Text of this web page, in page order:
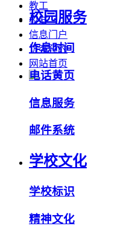
教工
校友
信息门户
访客预约
网站首页
校园服务
作息时间
电话黄页
信息服务
邮件系统
学校文化
学校标识
精神文化